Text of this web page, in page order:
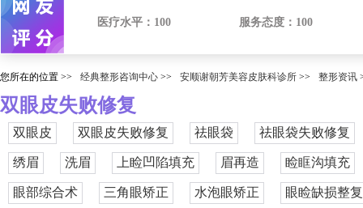
医疗水平： 100 服务态度： 100
您所在的位置 >> 经典整形咨询中心 >> 安顺谢朝芳美容皮肤科诊所 >> 整形资讯
双眼皮失败修复
双眼皮 双眼皮失败修复 祛眼袋 祛眼袋失败修复
绣眉 洗眉 上睑凹陷填充 眉再造 睑眶沟填充
眼部综合术 三角眼矫正 水泡眼矫正 眼睑缺损整